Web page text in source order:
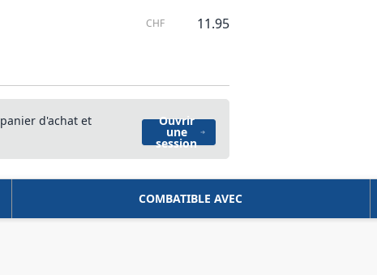
CHF 11.95
d'achat et
Ouvrir
une
session
COMBATIBLE AVEC